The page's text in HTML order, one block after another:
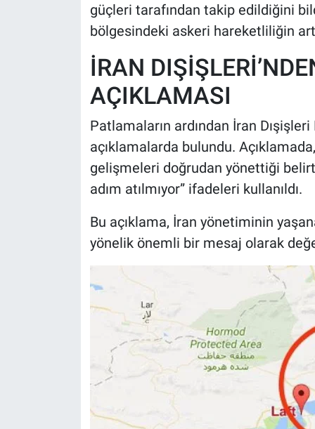
güçleri tarafından takip edildiğini
bölgesindeki askeri hareketliliğin
İRAN
AÇIKLAMASI
Patlamaların ardından İran
açıklamalarda bulundu.
gelişmeleri doğrudan yönettiği
adım atılmıyor” ifadeleri kullanıldı.
Bu açıklama, İran yönetiminin
yönelik önemli bir mesaj olarak